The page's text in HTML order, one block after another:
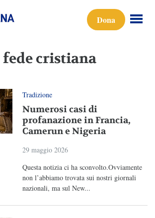
Dona
cristiana
Tradizione
Numerosi casi di
profanazione in Francia,
Camerun e Nigeria
29 maggio 2026
Questa notizia ci ha sconvolto.Ovviamente
non l’abbiamo trovata sui nostri giornali
nazionali, ma sul New...